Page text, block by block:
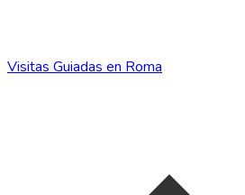
Visitas Guiadas en Roma